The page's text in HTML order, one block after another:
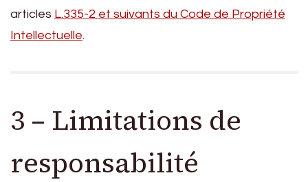
articles L.335-2 et suivants du Code de Propriété
Intellectuelle.
3 – Limitations de
responsabilité